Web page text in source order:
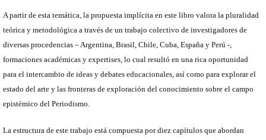
A partir de esta temática, la propuesta implícita en este libro valora la pluralidad
teórica y metodológica a través de un trabajo colectivo de investigadores de
diversas procedencias – Argentina, Brasil, Chile, Cuba, España y Perú -,
formaciones académicas y expertises, lo cual resultó en una rica oportunidad
para el intercambio de ideas y debates educacionales, así como para explorar el
estado del arte y las fronteras de exploración del conocimiento sobre el campo
epistémico del Periodismo.
La estructura de este trabajo está compuesta por diez capítulos que abordan